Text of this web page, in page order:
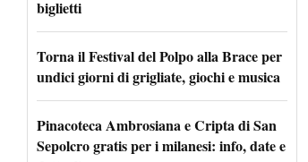
biglietti
Torna il Festival del Polpo alla Brace per
undici giorni di grigliate, giochi e musica
Pinacoteca Ambrosiana e Cripta di San
Sepolcro gratis per i milanesi: info, date e